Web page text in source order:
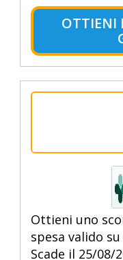
OTTIENI
Ottieni uno
spesa valido
Scade il 25/08/